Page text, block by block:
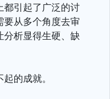
都引起了广泛的讨
从多个角度去审
分析显得生硬、缺
的成就。